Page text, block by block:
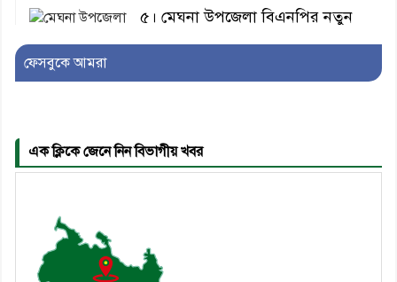
৫। মেঘনা উপজেলা বিএনপির নতুন
এএসআই সজল
ফেসবুকে আমরা
এক ক্লিকে জেনে নিন বিভাগীয় খবর